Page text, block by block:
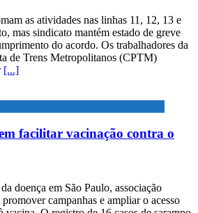
as atividades nas linhas 11, 12, 13 e
mas sindicato mantém estado de greve
do acordo. Os trabalhadores da
de Trens Metropolitanos (CPTM)
[...]
facilitar vacinação contra o
doença em São Paulo, associação
promover campanhas e ampliar o acesso